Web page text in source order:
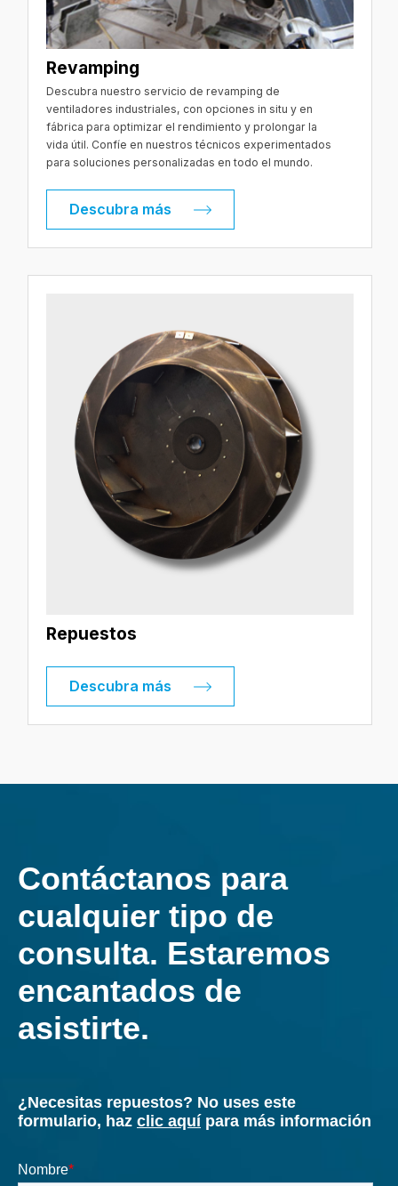
Revamping
Descubra nuestro servicio de revamping de
ventiladores industriales, con opciones in situ y en
fábrica para optimizar el rendimiento y prolongar la
vida útil. Confíe en nuestros técnicos experimentados
para soluciones personalizadas en todo el mundo.
Descubra más
Repuestos
Descubra más